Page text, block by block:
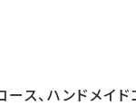
ース、ハンドメイ